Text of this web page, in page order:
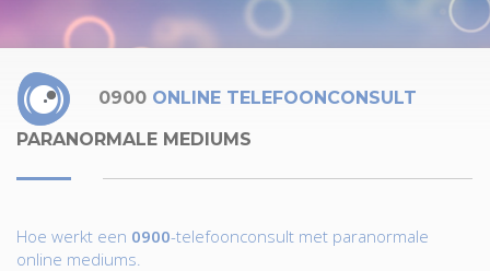
0900 ONLINE TELEFOONCONSULT
PARANORMALE MEDIUMS
Hoe werkt een 0900-telefoonconsult met paranormale
online mediums.